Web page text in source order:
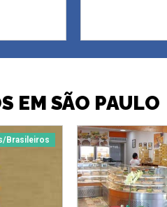
EM SÃO PAULO
Brasileiros